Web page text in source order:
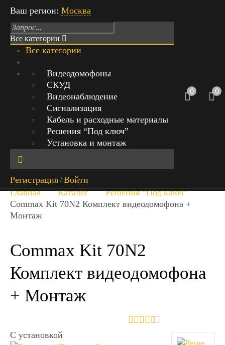
Ваш регион: Москва
Все категории
Все категории
Видеодомофоны
СКУД
Видеонаблюдение
Сигнализация
Кабель и расходные материалы
Решения “Под ключ”
Установка и монтаж
Найт
и
0 0
Регистрация/Войти
Режим работы: Пн-Вс с 9:00 до 21:00
г.Москва, Михайловский проезд,
д.1 стр.1, офис 429
0 руб.
+7 (999) 842-40-20
Главная Каталог
Решения “Под ключ”
Commax Kit 70N2 Комплект видеодомофона +
Монтаж
Commax Kit 70N2
Комплект видеодомофона
+ Монтаж
С установкой